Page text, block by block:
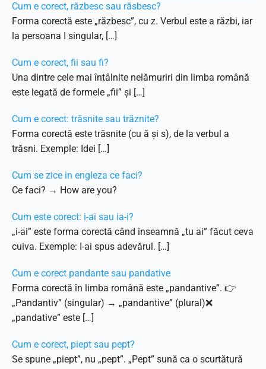
Cum e corect, răzbesc sau răsbesc?
Forma corectă este „răzbesc”, cu z. Verbul este a răzbi, iar
la persoana I singular, […]
Cum e corect, fii sau fi?
Una dintre cele mai întâlnite nelămuriri din limba română
este legată de formele „fii” și […]
Cum e corect: trăsnite sau trăznite?
Forma corectă este trăsnite (cu ă și s), de la verbul a
trăsni. Exemple: Idei […]
Cum se zice in engleza ce faci?
Ce faci? → How are you?
Cum este corect: i-ai sau ia-i?
„i-ai” este forma corectă când înseamnă „tu ai” făcut ceva
cuiva. Exemple: I-ai spus adevărul. […]
Cum e corect pandante sau pandative
Forma corectă în limba română este „pandantive”. 👉
„Pandantiv” (singular) → „pandantive” (plural)❌
„pandative” este […]
Cum e corect, piept sau pept?
Se spune „piept”, nu „pept”. „Pept” sună ca o scurtătură